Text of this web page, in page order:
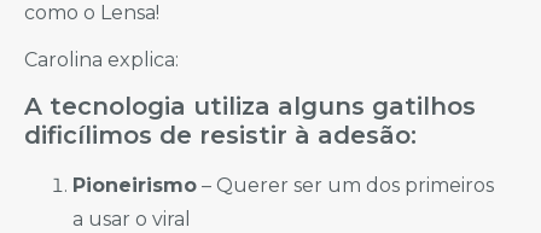
como o Lensa!
Carolina explica:
A tecnologia utiliza alguns gatilhos
dificílimos de resistir à adesão:
Pioneirismo – Querer ser um dos primeiros
a usar o viral